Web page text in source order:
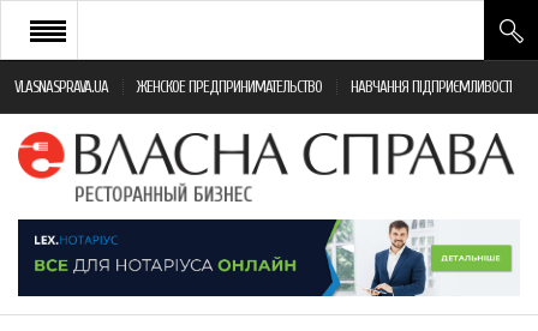
VLASNASPRAVA.UA ЖЕНСКОЕ ПРЕДПРИНИМАТЕЛЬСТВО НАВЧАННЯ ПІДПРИЄМЛИВОСТІ
НОВИНИ РЕСТОРАННОГО БІЗНЕСУ
ЯК ВІДКРИТИ ТА УСПІШНО КЕРУВАТИ
МОНІТОРИНГ ЗАКОНОДАВСТВА